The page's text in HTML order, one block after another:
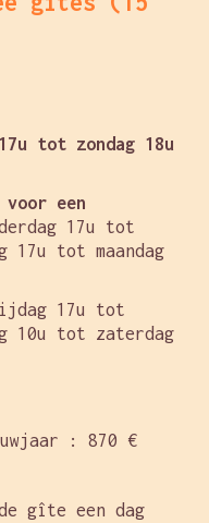
tot zondag 18u
een
17u tot
17u tot maandag
17u tot
10u tot zaterdag
: 870 €
gîte een dag